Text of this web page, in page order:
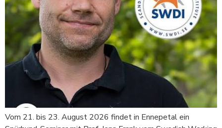
Vom 21. bis 23. August 2026 findet in Ennepetal ein